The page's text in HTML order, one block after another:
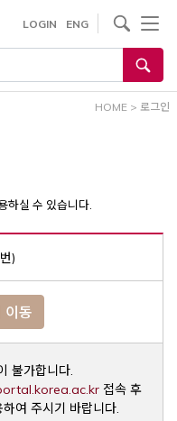
LOGIN ENG
HOME > 로그인
하실 수 있습니다.
)
이동
불가합니다.
Opens a
접속 후
여 주시기 바랍니다.